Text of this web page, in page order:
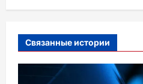
ц
я
з
Связанные истории